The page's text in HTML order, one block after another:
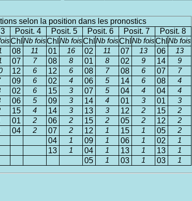
selon la position dans les pronostics
Posit. 4 Posit. 5 Posit. 6 Posit. 7 Posit. 8
ChlNb foisChlNb foisChlNb foisChlNb foisChlNb fois
08 11 01 16 02 11 07 13 06 13
07 7 08 8 01 8 02 9 14 9
12 6 12 6 08 7 08 6 07 7
09 6 02 4 06 5 14 6 08 4
02 6 15 3 07 5 04 4 04 4
06 5 09 3 14 4 01 3 01 3
15 4 14 3 13 3 12 2 15 2
01 2 06 2 15 2 05 2 12 2
04 2 07 2 12 1 15 1 05 2
04 1 09 1 06 1 02 1
13 1 04 1 13 1 13 1
05 1 03 1 03 1